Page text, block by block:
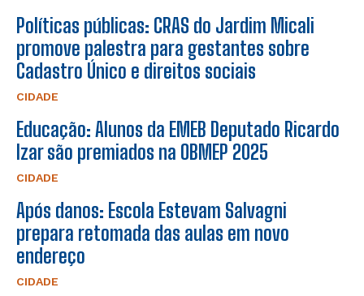
Políticas públicas: CRAS do Jardim Micali
promove palestra para gestantes sobre
Cadastro Único e direitos sociais
CIDADE
Educação: Alunos da EMEB Deputado Ricardo
Izar são premiados na OBMEP 2025
CIDADE
Após danos: Escola Estevam Salvagni
prepara retomada das aulas em novo
endereço
CIDADE